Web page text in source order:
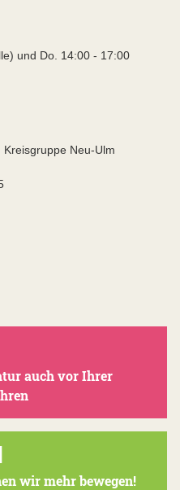
und Do. 14:00 - 17:00
Kreisgruppe Neu-Ulm
auch vor Ihrer
wir mehr bewegen!